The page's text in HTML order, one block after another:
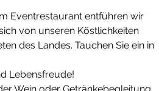
Eventrestaurant entführen wir
von unseren Köstlichkeiten
des Landes. Tauchen Sie ein in
Lebensfreude!
Wein oder Getränkebegleitung.